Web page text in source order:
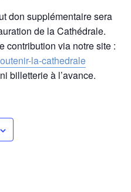
don supplémentaire sera
de la Cathédrale.
contribution via notre site :
la-cathedrale
billetterie à l’avance.